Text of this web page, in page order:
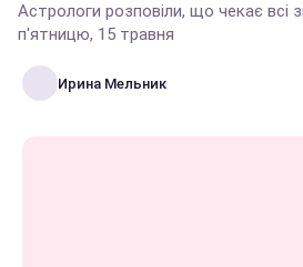
Астрологи розповіли, що чекає всі
п'ятницю, 15 травня
Ирина Мельник